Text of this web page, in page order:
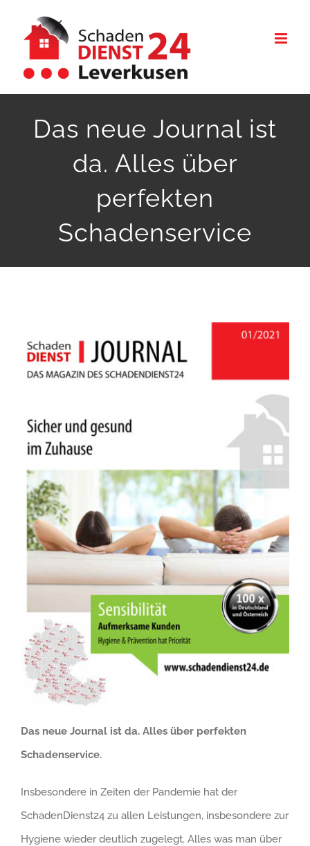
Inhalt
springen
Das neue Journal ist
da. Alles über
perfekten
Schadenservice
Das neue Journal ist da. Alles über perfekten
Schadenservice.
Insbesondere in Zeiten der Pandemie hat der
SchadenDienst24 zu allen Leistungen, insbesondere zur
Hygiene wieder deutlich zugelegt. Alles was man über